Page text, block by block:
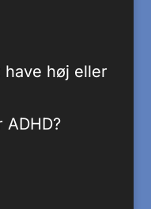
høj eller
ADHD?